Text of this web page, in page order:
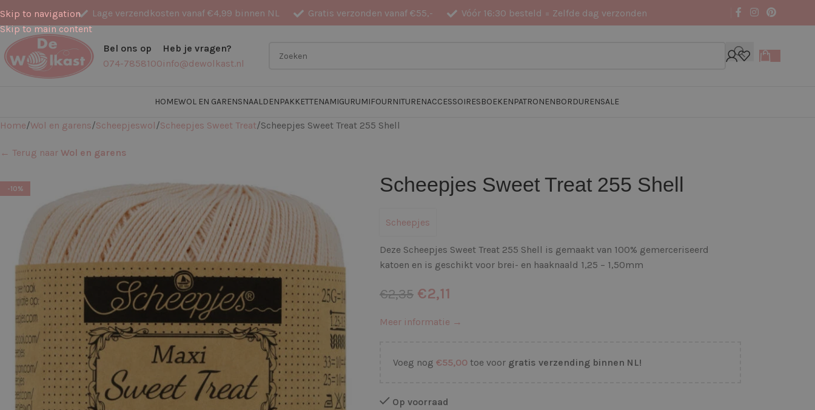
Skip to navigation
Skip to main content
Lage verzendkosten vanaf €4,99 binnen NL Gratis verzonden vanaf €55,- Vóór 16:30 besteld = Zelfde dag verzonden
Bel ons op
074-7858100
Heb je vragen?
info@dewolkast.nl
HOMEWOL EN GARENSNAALDENPAKKETTENAMIGURUMIFOURNITURENACCESSOIRESBOEKENPATRONENBORDURENSALE
Home Wol en garens Scheepjeswol Scheepjes Sweet Treat Scheepjes Sweet Treat 255 Shell
← Terug naar Wol en garens
-10% Scheepjes Sweet Treat 255 Shell
Scheepjes
Deze Scheepjes Sweet Treat 255 Shell is gemaakt van 100% gemerceriseerd
katoen en is geschikt voor brei- en haaknaald 1,25 – 1,50mm
€2,35 €2,11
Meer informatie →
Voeg nog €55,00toe voor gratis verzending binnen NL!
Op voorraad